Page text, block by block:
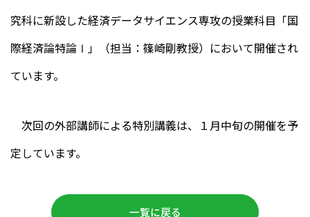
究科に新設した経済データサイエンス専攻の授業科目「国
際経済論特論Ⅰ」（担当：篠崎剛教授）において開催され
ています。
次回の外部講師による特別講義は、１月中旬の開催を予
定しています。
一覧に戻る